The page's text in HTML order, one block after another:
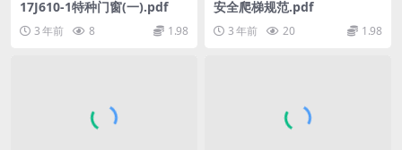
17J610-1特种门窗(一).pdf
3 年前 8 1.98
安全爬梯规范.pdf
3 年前 20 1.98